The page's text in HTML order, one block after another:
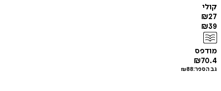
קולי
₪27
₪39
מודפס
₪70.4
גב הספר: ₪88